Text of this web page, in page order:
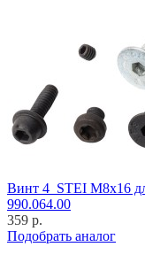
Винт 4_STEI M8x16
990.064.00
359 р.
Подобрать аналог